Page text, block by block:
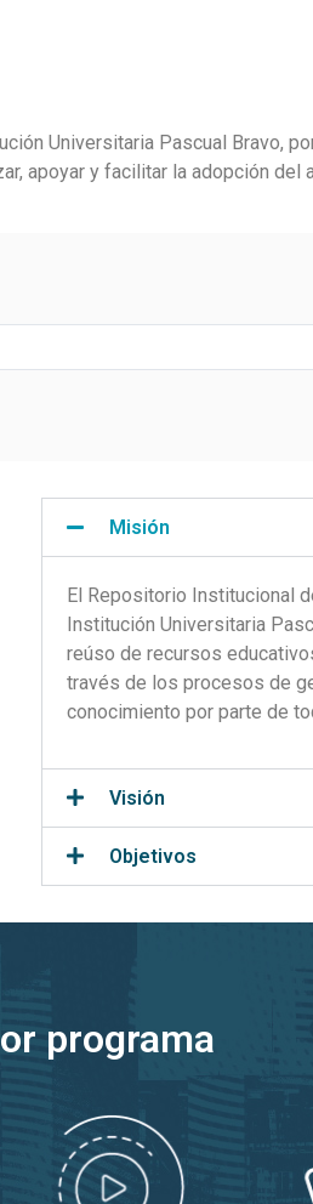
Universitaria Pascual Bravo,
, apoyar y facilitar la adopción
Misión
El Repositorio Institucional
Institución Universitaria
reúso de recursos
través de los procesos de
conocimiento por parte de
Visión
Objetivos
programa